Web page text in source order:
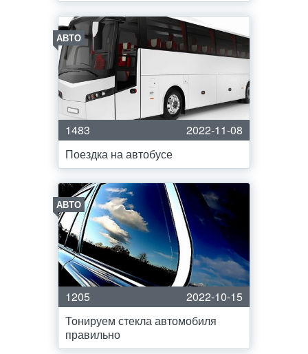
АВТО
1483
2022-11-08
Поездка на автобусе
АВТО
1205
2022-10-15
Тонируем стекла автомобиля
правильно